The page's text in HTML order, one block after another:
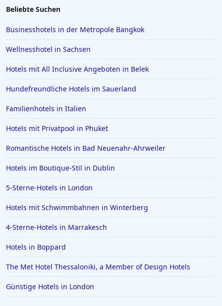
Beliebte Suchen
Businesshotels in der Metropole Bangkok
Wellnesshotel in Sachsen
Hotels mit All Inclusive Angeboten in Belek
Hundefreundliche Hotels im Sauerland
Familienhotels in Italien
Hotels mit Privatpool in Phuket
Romantische Hotels in Bad Neuenahr-Ahrweiler
Hotels im Boutique-Stil in Dublin
5-Sterne-Hotels in London
Hotels mit Schwimmbahnen in Winterberg
4-Sterne-Hotels in Marrakesch
Hotels in Boppard
The Met Hotel Thessaloniki, a Member of Design Hotels
Günstige Hotels in London